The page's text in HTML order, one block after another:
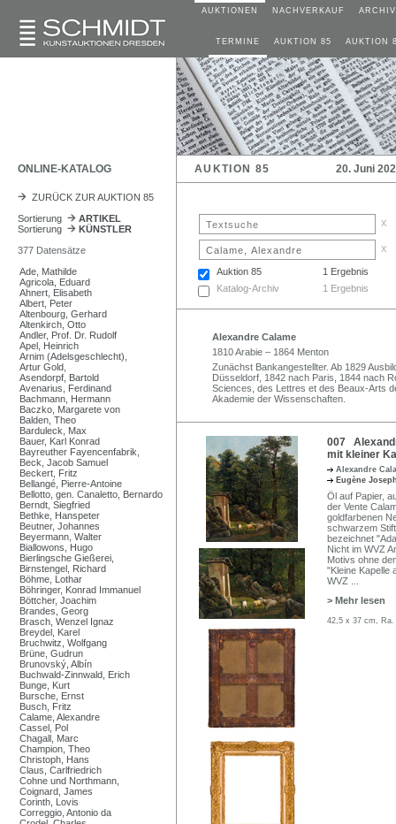
AUKTIONEN NACHVERKAUF ARCHIV
TERMINE AUKTION 85 AUKTION
ONLINE-KATALOG AUKTION 85 20. Juni
ZURÜCK ZUR AUKTION 85
Sortierung
ARTIKEL
Sortierung
KÜNSTLER
377 Datensätze
Ade, Mathilde
Agricola, Eduard
Ahnert, Elisabeth
Albert, Peter
Altenbourg, Gerhard
Altenkirch, Otto
Andler, Prof. Dr. Rudolf
Apel, Heinrich
Arnim (Adelsgeschlecht),
Artur Gold,
Asendorpf, Bartold
Avenarius, Ferdinand
Bachmann, Hermann
Baczko, Margarete von
Balden, Theo
Barduleck, Max
Bauer, Karl Konrad
Bayreuther Fayencenfabrik,
Beck, Jacob Samuel
Beckert, Fritz
Bellangé, Pierre-Antoine
Bellotto, gen. Canaletto, Bernardo
Berndt, Siegfried
Bethke, Hanspeter
Beutner, Johannes
Beyermann, Walter
Biallowons, Hugo
Bierlingsche Gießerei,
Birnstengel, Richard
Böhme, Lothar
Böhringer, Konrad Immanuel
Böttcher, Joachim
Brandes, Georg
Brasch, Wenzel Ignaz
Breydel, Karel
Bruchwitz, Wolfgang
Brüne, Gudrun
Brunovský, Albín
Buchwald-Zinnwald, Erich
Bunge, Kurt
Bursche, Ernst
Busch, Fritz
Calame, Alexandre
Cassel, Pol
Chagall, Marc
Champion, Theo
Christoph, Hans
Claus, Carlfriedrich
Cohne und Northmann,
Coignard, James
Corinth, Lovis
Correggio, Antonio da
x
x
Auktion 85
1 Ergebnis
Katalog-Archiv
1 Ergebnis
Alexandre Calame
1810 Arabie – 1864 Menton
Zunächst Bankangestellter. Ab 1829
Düsseldorf, 1842 nach Paris, 1844 nach
Sciences, des Lettres et des Beaux-Arts
Akademie der Wissenschaften.
007
mit kleiner
Alexandre
Eugène
Öl auf Papier,
der Vente
goldfarbenen
schwarzem
bezeichnet
Nicht im WVZ
Motivs ohne
"Kleine Kapelle
WVZ
> Mehr lesen
42,5 x 37 cm,